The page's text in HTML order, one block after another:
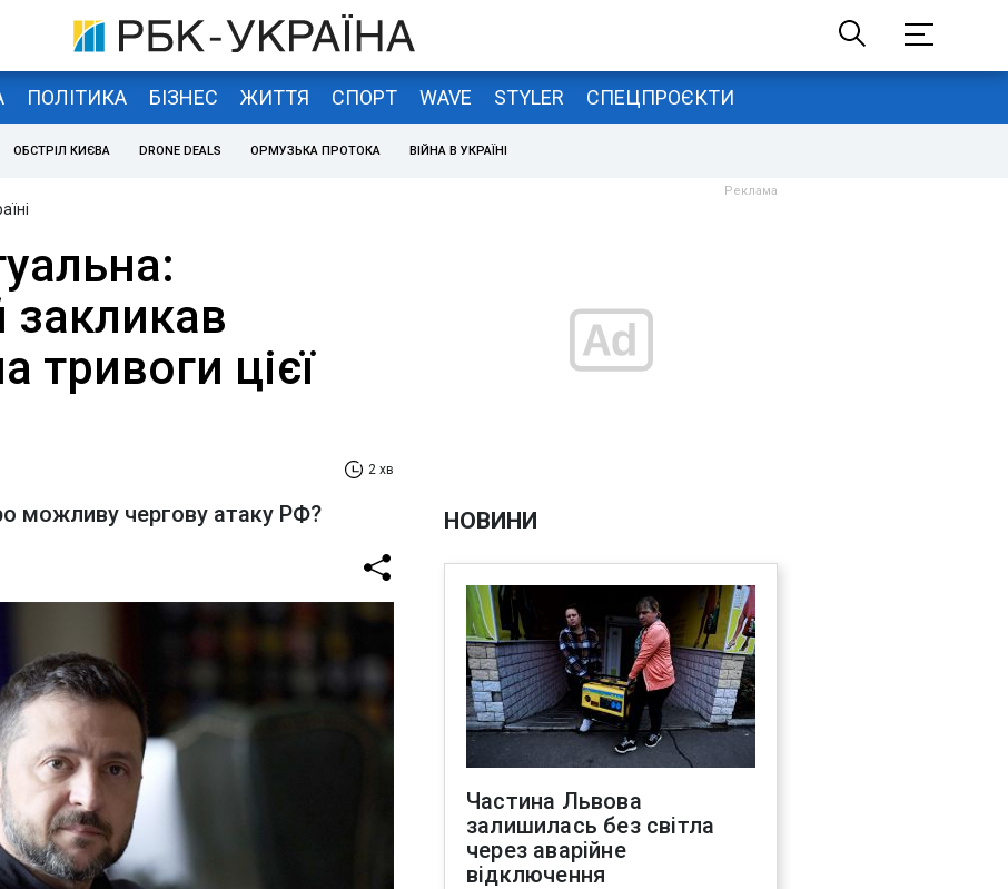
ПОЛІТИКА БІЗНЕС ЖИТТЯ СПОРТ WAVE STYLER СПЕЦПРОЄКТИ
ОБСТРІЛ КИЄВА DRONE DEALS ОРМУЗЬКА ПРОТОКА ВІЙНА В УКРАЇНІ
закликав
тривоги цієї
2 хв
можливу чергову атаку РФ? НОВИНИ
Частина Львова
залишилась без світла
через аварійне
відключення